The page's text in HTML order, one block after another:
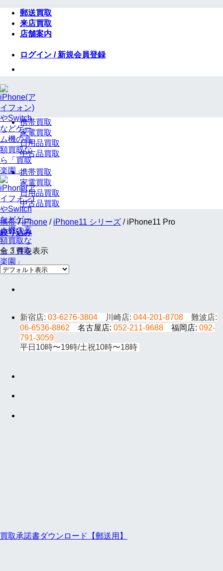
Skip
content
郵送買取
来店買取
店舗案内
ログイン / 新規会員登録
新宿店: 03-6276-3804 川崎店: 044-201-8708 難波店:
06-6536-8862
名古屋店: 052-211-9688 福岡店: 092-
791-3059
平日10時〜19時/土祝10時〜18時
携帯買取
家電買取
日用品買取
中古品買取
携帯買取
家電買取
日用品買取
中古品買取
携帯 / iPhone / iPhone11 シリーズ /iPhone11 Pro
絞り込み
全 3 件を表示
買取承諾書ダウンロード【郵送用】